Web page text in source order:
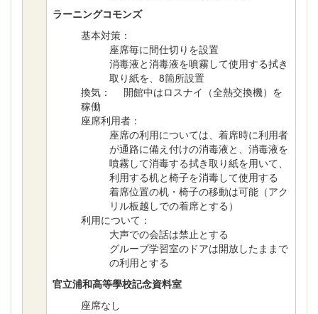
ラーニングコモンズ
基本対策：
座席毎に間仕切りを設置
消毒液と消毒液を噴霧して使用する拭き
取り紙を、8箇所設置
換気： 開館中はロスナイ（全熱交換機）を
稼働
座席利用者：
座席の利用については、着席時に利用者
が通路に備え付けの消毒液と、消毒液を
噴霧して消毒する拭き取り紙を用いて、
利用する机と椅子を消毒して使用する
着席位置の机・椅子の移動は可能（アク
リル板越しでの着席とする）
利用について：
大声での会話は禁止とする
グループ学習室のドアは開放したままで
の利用とする
官立浦和高等學校記念資料室
座席なし